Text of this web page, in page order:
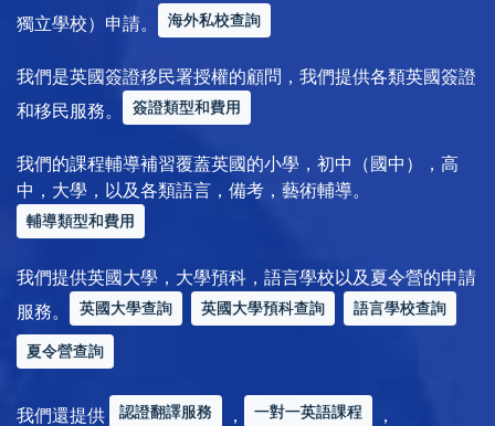
獨立學校）申請。
海外私校查詢
我們是英國簽證移民署授權的顧問，我們提供各類英國簽證
和移民服務。
簽證類型和費用
我們的課程輔導補習覆蓋英國的小學，初中（國中），高
中，大學，以及各類語言，備考，藝術輔導。
輔導類型和費用
我們提供英國大學，大學預科，語言學校以及夏令營的申請
服務。
英國大學查詢 英國大學預科查詢 語言學校查詢
夏令營查詢
我們還提供 認證翻譯服務 ， 一對一英語課程 ，